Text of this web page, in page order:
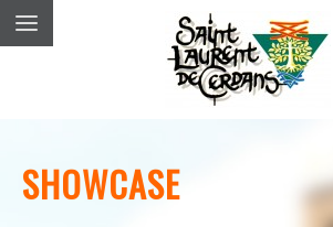
SHOWCASE